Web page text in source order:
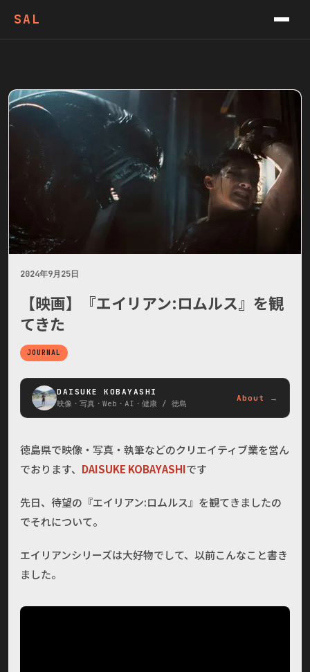
SAL
PODCAST
NEWSLETTER
2024年9月25日
【映画】『エイリアン:ロムルス』を観
てきた
JOURNAL
DAISUKE KOBAYASHI
映像・写真・Web・AI・健康 / 徳島
About →
徳島県で映像・写真・執筆などのクリエイティブ業を営ん
でおります、 DAISUKE KOBAYASHIです
先日、待望の『エイリアン:ロムルス』を観てきましたの
でそれについて。
エイリアンシリーズは大好物でして、以前こんなこと書き
ました。